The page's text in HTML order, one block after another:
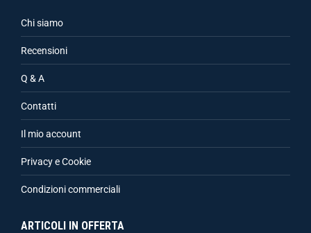
Chi siamo
Recensioni
Q & A
Contatti
Il mio account
Privacy e Cookie
Condizioni commerciali
ARTICOLI IN OFFERTA